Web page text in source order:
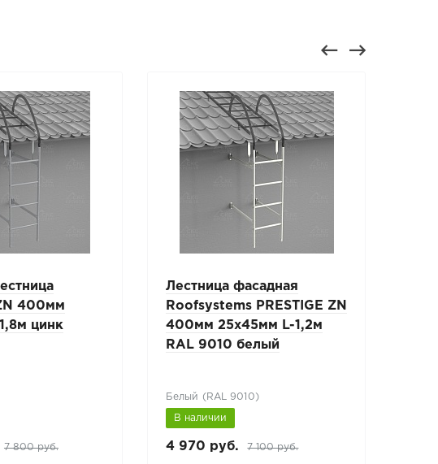
400мм
цинк
7 800 руб.
Лестница фасадная
Roofsystems PRESTIGE ZN
400мм 25x45мм L-1,2м
RAL 9010 белый
Белый (RAL 9010)
В наличии
4 970 руб. 7 100 руб.